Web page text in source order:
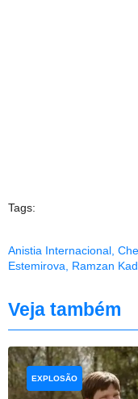
Tags:
Anistia Internacional
Estemirova
Ramzan
Veja também
EXPLOSÃO